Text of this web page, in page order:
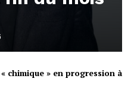
chimique » en progression à